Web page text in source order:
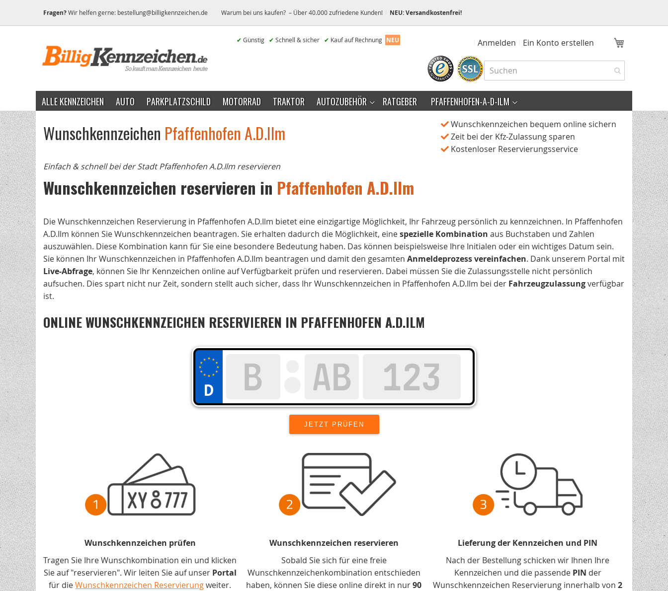
Fragen?Wir helfen gerne: bestellung@billigkennzeichen.de Warum bei uns kaufen? – Über 40.000 zufriedene Kunden! NEU: Versandkostenfrei!
✔ Günstig ✔ Schnell & sicher ✔ Kauf auf Rechnung NEU Anmelden Ein Konto erstellen
ALLE KENNZEICHEN AUTO PARKPLATZSCHILD MOTORRAD TRAKTOR AUTOZUBEHÖR RATGEBER PFAFFENHOFEN-A-D-ILM
Wunschkennzeichen Pfaffenhofen A.D.Ilm
Einfach & schnell bei der Stadt Pfaffenhofen A.D.Ilm reservieren
Wunschkennzeichen bequem online sichern
Zeit bei der Kfz-Zulassung sparen
Kostenloser Reservierungsservice
Wunschkennzeichen reservieren in Pfaffenhofen A.D.Ilm
Die Wunschkennzeichen Reservierung in Pfaffenhofen A.D.Ilm bietet eine einzigartige Möglichkeit, Ihr Fahrzeug persönlich zu kennzeichnen. In Pfaffenhofen
A.D.Ilm können Sie Wunschkennzeichen beantragen. Sie erhalten dadurch die Möglichkeit, einespezielle Kombination aus Buchstaben und Zahlen
auszuwählen. Diese Kombination kann für Sie eine besondere Bedeutung haben. Das können beispielsweise Ihre Initialen oder ein wichtiges Datum sein.
Sie können Ihr Wunschkennzeichen in Pfaffenhofen A.D.Ilm beantragen und damit den gesamten Anmeldeprozess vereinfachen. Dank unserem Portal mit
Live-Abfrage, können Sie Ihr Kennzeichen online auf Verfügbarkeit prüfen und reservieren. Dabei müssen Sie die Zulassungsstelle nicht persönlich
aufsuchen. Dies spart nicht nur Zeit, sondern stellt auch sicher, dass Ihr Wunschkennzeichen in Pfaffenhofen A.D.Ilm bei der Fahrzeugzulassungverfügbar
ist.
ONLINE WUNSCHKENNZEICHEN RESERVIEREN IN PFAFFENHOFEN A.D.ILM
Wunschkennzeichen prüfen
Tragen Sie Ihre Wunschkombination ein und klicken
Sie auf "reservieren". Wir leiten Sie auf unser Portal
für dieWunschkennzeichen Reservierungweiter.
Wunschkennzeichen reservieren
Sobald Sie sich für eine freie
Wunschkennzeichenkombination entschieden
haben, können Sie diese online direkt in nur90
Lieferung der Kennzeichen und PIN
Nach der Bestellung schicken wir Ihnen Ihre
Kennzeichen und die passende PIN der
Wunschkennzeichen Reservierung innerhalb von2